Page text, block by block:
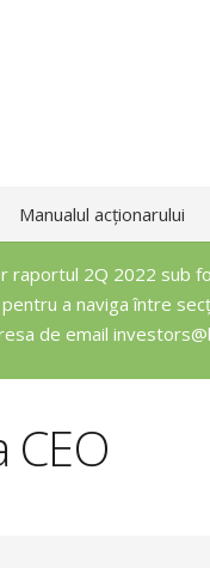
Manualul acționarului
raportul 2Q 2022 sub
a naviga între
de email